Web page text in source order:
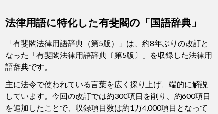
法律用語に特化した有斐閣の「国語辞典」
「有斐閣法律用語辞典（第5版）」は、約8年ぶりの改訂と
なった「有斐閣法律用語辞典〔第5版〕」を収録した法律用
語辞典です。
主に法令で使われている言葉を広く採り上げ、端的に解説
しています。今回の改訂では約300項目を削り、約600項目
を追加したことで、収録項目数は約1万4,000項目となって